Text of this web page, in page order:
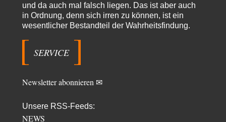
Stefan Mvor 17 Stunden zu:
Masseninvasion von Ceuta: Ein organisierter Angriff
Ja ja, das ist der Fluch der schönen neuen Smartphone-Zeit. Einer ruft und
Zehntausende dackeln…
Schattenland vor 22 Stunden zu:
Unkabarettistische Anstalten
Dem schließe ich mich 100 pro an - das deutsche politische Kabarett ist
tot (Lisa…
YaSavor 23 Stunden zu:
Dissonanzen
und da auch mal falsch liegen. Das ist aber auch
in Ordnung, denn sich irren zu können, ist ein
wesentlicher Bestandteil der Wahrheitsfindung.
SERVICE
Newsletter abonnieren ✉
Unsere RSS-Feeds:
NEWS